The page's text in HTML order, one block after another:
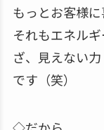
もっとお客様に
それもエネルギ
ざ、見えない力
です（笑）